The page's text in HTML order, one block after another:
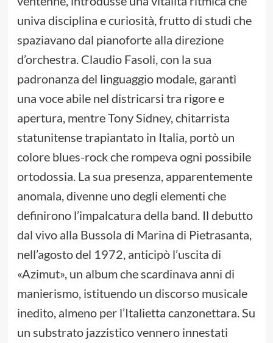
univa disciplina e curiosità, frutto di studi che
spaziavano dal pianoforte alla direzione
d’orchestra. Claudio Fasoli, con la sua
padronanza del linguaggio modale, garantì
una voce abile nel districarsi tra rigore e
apertura, mentre Tony Sidney, chitarrista
statunitense trapiantato in Italia, portò un
colore blues-rock che rompeva ogni possibile
ortodossia. La sua presenza, apparentemente
anomala, divenne uno degli elementi che
definirono l’impalcatura della band. Il debutto
dal vivo alla Bussola di Marina di Pietrasanta,
nell’agosto del 1972, anticipò l’uscita di
«Azimut», un album che scardinava anni di
manierismo, istituendo un discorso musicale
inedito, almeno per l’Italietta canzonettara. Su
un substrato jazzistico vennero innestati